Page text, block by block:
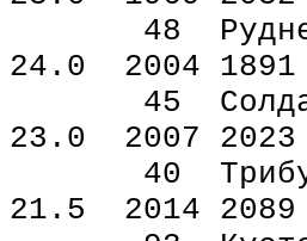
48
24.0 2004
45
23.0 2007 2023
40
21.5 2014 2089